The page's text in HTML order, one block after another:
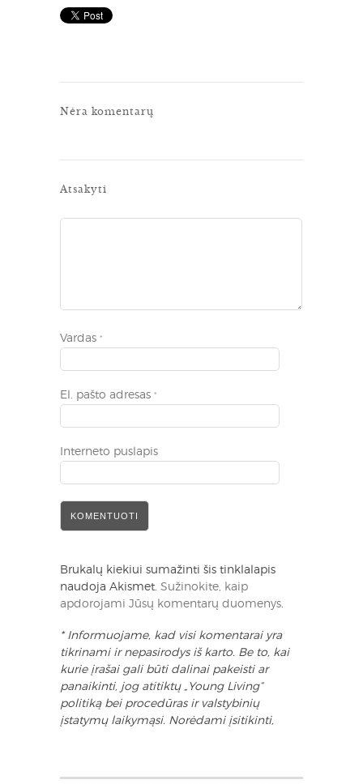
Nėra komentarų
Atsakyti
Vardas *
El. pašto adresas *
Interneto puslapis
Brukalų kiekiui sumažinti šis tinklalapis
naudoja Akismet. Sužinokite, kaip
apdorojami Jūsų komentarų duomenys
* Informuojame, kad visi komentarai yra
tikrinami ir nepasirodys iš karto. Be to, kai
kurie įrašai gali būti dalinai pakeisti ar
panaikinti, jog atitiktų „Young Living“
politiką bei procedūras ir valstybinių
įstatymų laikymąsi. Norėdami įsitikinti,